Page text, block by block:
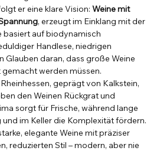
er eine klare Vision:Weine mit
, erzeugt im Einklang mit der
basiert auf biodynamisch
Handlese, niedrigen
Glauben daran, dass große Weine
gemacht werden müssen.
geprägt von Kalkstein,
den Weinen Rückgrat und
sorgt für Frische, während lange
und im Keller die Komplexität fördern.
elegante Weine mit präziser
reduzierten Stil – modern, aber nie